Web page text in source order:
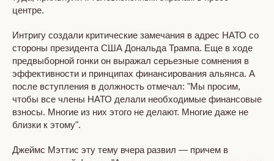
центре.
Интригу создали критические замечания в адрес НАТО со
стороны президента США Дональда Трампа. Еще в ходе
предвыборной гонки он выражал серьезные сомнения в
эффективности и принципах финансирования альянса. А
после вступления в должность отмечал: "Мы просим,
чтобы все члены НАТО делали необходимые финансовые
взносы. Многие из них этого не делают. Многие даже не
близки к этому".
Джеймс Мэттис эту тему вчера развил — причем в